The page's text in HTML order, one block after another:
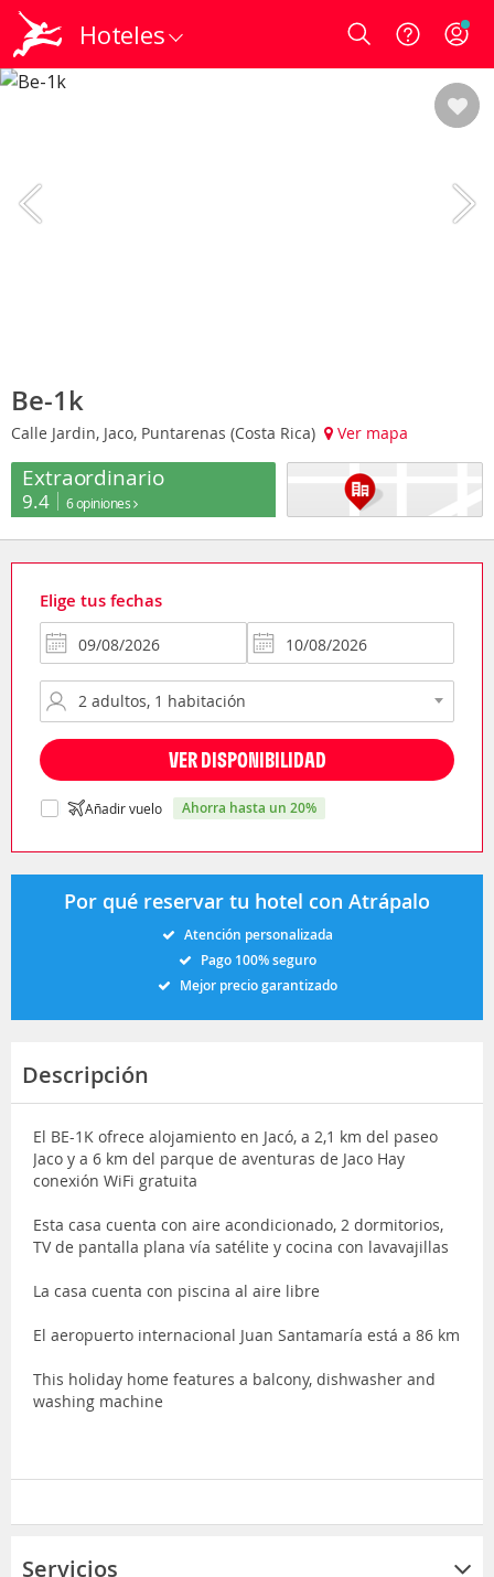
Hoteles Login
Be-1k
Calle Jardin, Jaco, Puntarenas (Costa Rica) Ver mapa
Extraordinario
9.4 6 opiniones
Elige tus fechas
VER DISPONIBILIDAD
Añadir vuelo ahorra hasta un 20%
Por qué reservar tu hotel con Atrápalo
Atención personalizada
Pago 100% seguro
Mejor precio garantizado
Descripción
El BE-1K ofrece alojamiento en Jacó, a 2,1 km del paseo
Jaco y a 6 km del parque de aventuras de Jaco Hay
conexión WiFi gratuita
Esta casa cuenta con aire acondicionado, 2 dormitorios,
TV de pantalla plana vía satélite y cocina con lavavajillas
La casa cuenta con piscina al aire libre
El aeropuerto internacional Juan Santamaría está a 86 km
This holiday home features a balcony, dishwasher and
washing machine
Servicios